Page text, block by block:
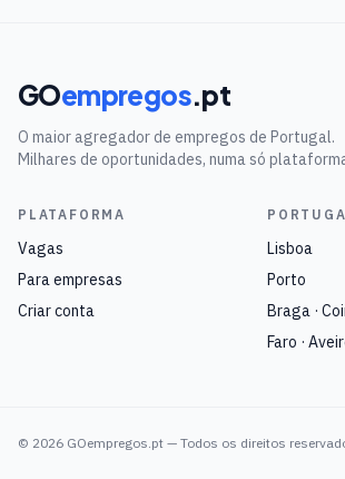
GOempregos.pt
O maior agregador de empregos de Portugal.
Milhares de oportunidades, numa só
PLATAFORMA
Vagas
Para empresas
Criar conta
Lisboa
Porto
Braga ·
Faro ·
© 2026 GOempregos.pt — Todos os direitos